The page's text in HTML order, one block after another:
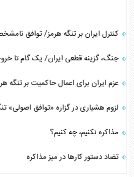
کنترل ایران بر تنگه هرمز/ توافق
جنگ، گزینه قطعی ایران/ یک گام تا
عزم ایران برای اعمال حاکمیت بر تنگه
لزوم هشیاری در گزاره «توافق اصولی»
مذاکره نکنیم، چه کنیم؟
تضاد دستور کارها در میز مذاکره